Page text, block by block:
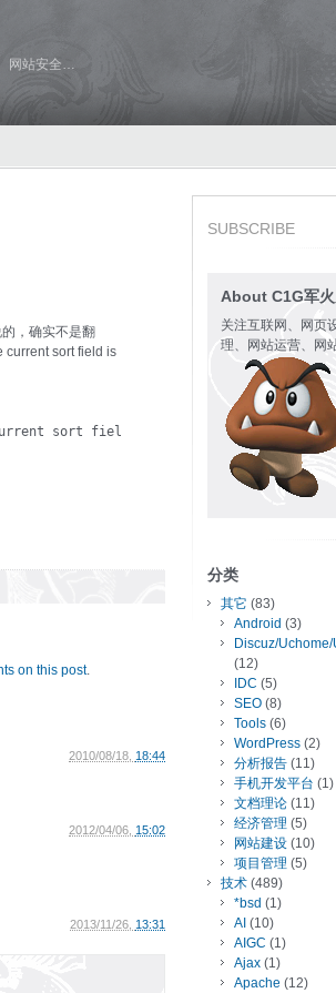
网站安全…
，确实不是翻
current sort field is
sort field is the last field being
on this post.
2010/08/18, 18:44
2012/04/06, 15:02
2013/11/26, 13:31
SUBSCRIBE
About C1G军
关注互联网、网页
理、网站运营、网
分类
其它 (83)
Android (3)
Discuz/
(12)
IDC (5)
SEO (8)
Tools (6)
WordPress (2)
分析报告 (11)
手机开发平台 (1)
文档理论 (11)
经济管理 (5)
网站建设 (10)
项目管理 (5)
技术 (489)
*bsd (1)
AI (10)
AIGC (1)
Ajax (1)
Apache (12)